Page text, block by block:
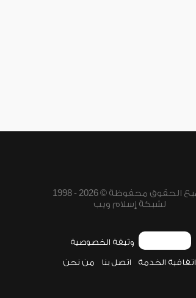
جميع الحقوق محفوظة © 2026 - 1998
لشبكة إسلام ويب
وثيقة الخصوصية
اتفاقية الخدمة اتصل بنا من نحن